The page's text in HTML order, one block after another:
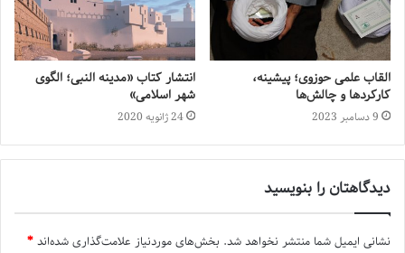
القاب علمی حوزوی؛ پیشینه،
کارکردها و چالش‌ها
9 دسامبر 2023
انتشار کتاب «مدینه النبی؛ الگوی
شهر اسلامی»
24 ژانویه 2020
دیدگاهتان را بنویسید
نشانی ایمیل شما منتشر نخواهد شد. بخش‌های موردنیاز علامت‌گذاری شده‌اند*